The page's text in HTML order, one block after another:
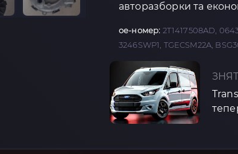
авторазборки та
oe-номер: 2T1417508AD,
3246SWP1, TGECSM22A,